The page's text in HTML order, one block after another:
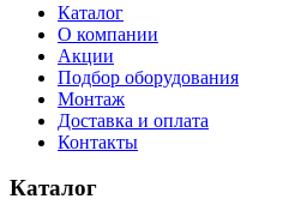
Каталог
О компании
Акции
Подбор оборудования
Монтаж
Доставка и оплата
Контакты
Каталог